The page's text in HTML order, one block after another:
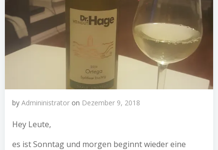
by Admininistrator on Dezember 9, 2018
Hey Leute,
es ist Sonntag und morgen beginnt wieder eine